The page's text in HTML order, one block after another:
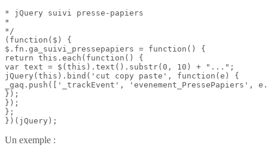
* jQuery suivi presse-papiers
*
*/
(function($) {
$.fn.ga_suivi_pressepapiers = function() {
return this.each(function() {
var text = $(this).text().substr(0, 10) + "...";
jQuery(this).bind('cut copy paste', function(e) {
_gaq.push(['_trackEvent', 'evenement_PressePapiers',
});
});
};
})(jQuery);
Un exemple :